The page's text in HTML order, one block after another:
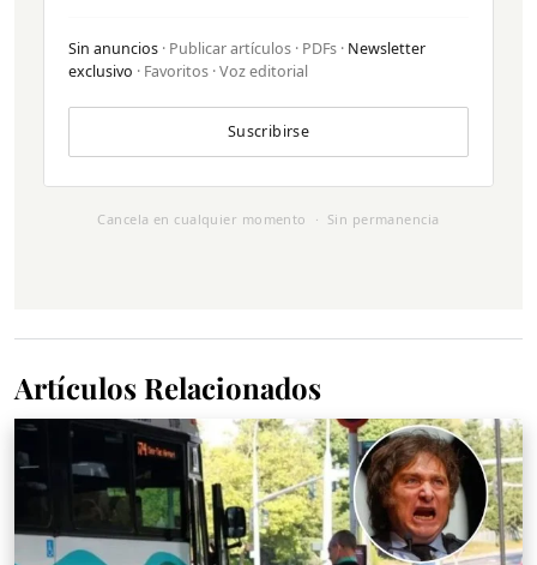
Sin anuncios · Publicar artículos · PDFs · Newsletter
exclusivo · Favoritos · Voz editorial
Suscribirse
Cancela en cualquier momento · Sin permanencia
Artículos Relacionados